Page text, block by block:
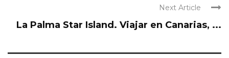
Next Article
La Palma Star Island. Viajar en Canarias, ...